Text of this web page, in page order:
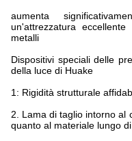
aumenta
un'attrezzatura
metalli
Dispositivi speciali delle
della luce di Huake
1: Rigidità strutturale
2. Lama di taglio intorno al
quanto al materiale lungo